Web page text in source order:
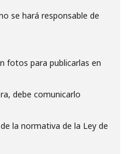
se hará responsable de
fotos para publicarlas en
debe comunicarlo
la normativa de la Ley de